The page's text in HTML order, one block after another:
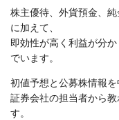
株主優待、外貨預金、
に加えて、
即効性が高く利益が分
でいます。
初値予想と公募株情報を
証券会社の担当者から
す。